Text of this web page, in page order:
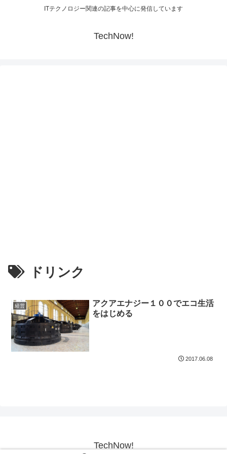
ITテクノロジー関連の記事を中心に発信しています
TechNow!
ドリンク
経営
アクアエナジー１００でエコ生活
をはじめる
2017.06.08
TechNow!